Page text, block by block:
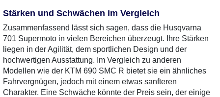
Stärken und Schwächen im Vergleich
Zusammenfassend lässt sich sagen, dass die Husqvarna
701 Supermoto in vielen Bereichen überzeugt. Ihre Stärken
liegen in der Agilität, dem sportlichen Design und der
hochwertigen Ausstattung. Im Vergleich zu anderen
Modellen wie der KTM 690 SMC R bietet sie ein ähnliches
Fahrvergnügen, jedoch mit einem etwas sanfteren
Charakter. Eine Schwäche könnte der Preis sein, der einige